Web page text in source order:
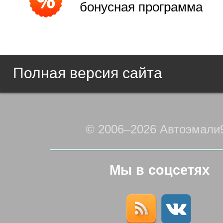
бонусная программа
Полная версия сайта
© 2006–2026
Мы в соцсетях